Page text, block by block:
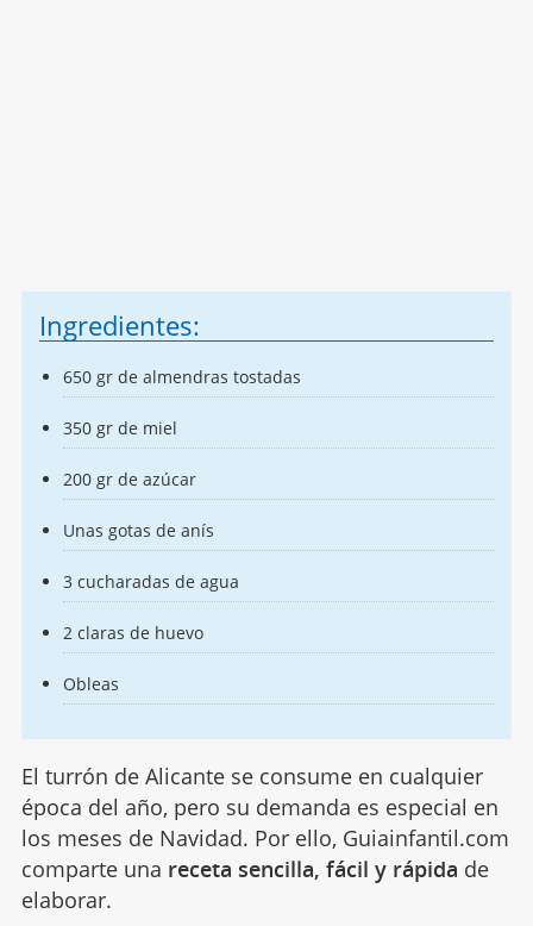
Ingredientes:
650 gr de almendras tostadas
350 gr de miel
200 gr de azúcar
Unas gotas de anís
3 cucharadas de agua
2 claras de huevo
Obleas
El turrón de Alicante se consume en cualquier
época del año, pero su demanda es especial en
los meses de Navidad. Por ello, Guiainfantil.com
comparte una receta sencilla, fácil y rápida de
elaborar.